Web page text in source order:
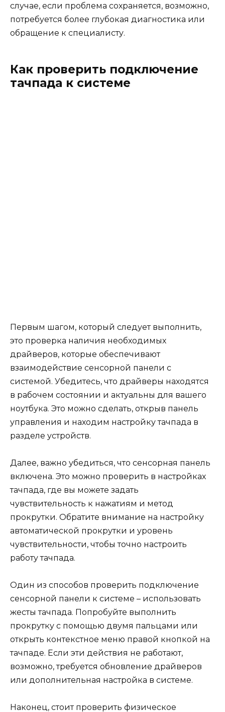
случае, если проблема сохраняется, возможно,
потребуется более глубокая диагностика или
обращение к специалисту.
Как проверить подключение
тачпада к системе
Первым шагом, который следует выполнить,
это проверка наличия необходимых
драйверов, которые обеспечивают
взаимодействие сенсорной панели с
системой. Убедитесь, что драйверы находятся
в рабочем состоянии и актуальны для вашего
ноутбука. Это можно сделать, открыв панель
управления и находим настройку тачпада в
разделе устройств.
Далее, важно убедиться, что сенсорная панель
включена. Это можно проверить в настройках
тачпада, где вы можете задать
чувствительность к нажатиям и метод
прокрутки. Обратите внимание на настройку
автоматической прокрутки и уровень
чувствительности, чтобы точно настроить
работу тачпада.
Один из способов проверить подключение
сенсорной панели к системе – использовать
жесты тачпада. Попробуйте выполнить
прокрутку с помощью двумя пальцами или
открыть контекстное меню правой кнопкой на
тачпаде. Если эти действия не работают,
возможно, требуется обновление драйверов
или дополнительная настройка в системе.
Наконец, стоит проверить физическое